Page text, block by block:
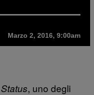
Marzo 2, 2016, 9:00am
Status, uno degli